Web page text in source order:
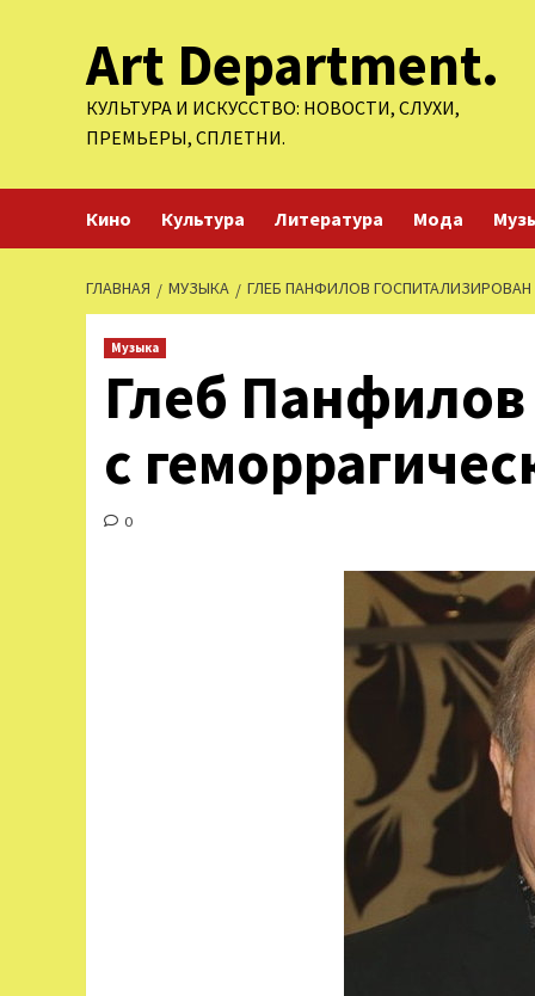
содержимомуArt Department.
КУЛЬТУРА И ИСКУССТВО: НОВОСТИ, СЛУХИ,
ПРЕМЬЕРЫ, СПЛЕТНИ.
Кино Культура Литература Мода
ГЛАВНАЯ МУЗЫКА ГЛЕБ ПАНФИЛОВ
Музыка
Глеб
с
0